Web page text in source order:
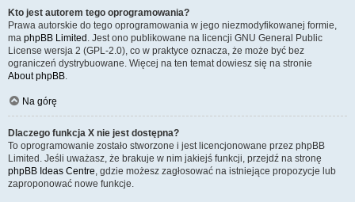
Kto jest autorem tego oprogramowania?
Prawa autorskie do tego oprogramowania w jego niezmodyfikowanej formie,
ma phpBB Limited . Jest ono publikowane na licencji GNU General Public
License wersja 2 (GPL-2.0), co w praktyce oznacza, że może być bez
ograniczeń dystrybuowane. Więcej na ten temat dowiesz się na stronie
About phpBB.
Na górę
Dlaczego funkcja X nie jest dostępna?
To oprogramowanie zostało stworzone i jest licencjonowane przez phpBB
Limited. Jeśli uważasz, że brakuje w nim jakiejś funkcji, przejdź na stronę
phpBB Ideas Centre, gdzie możesz zagłosować na istniejące propozycje lub
zaproponować nowe funkcje.